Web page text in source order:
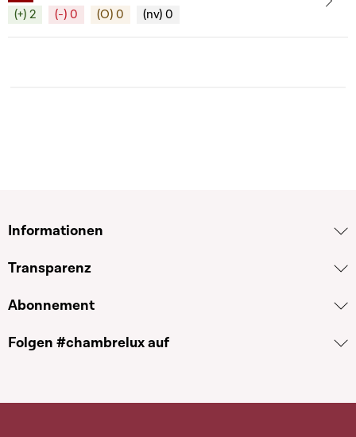
(+) 2 (-) 0 (O) 0 (nv) 0
Informationen
Transparenz
Abonnement
Folgen #chambrelux auf